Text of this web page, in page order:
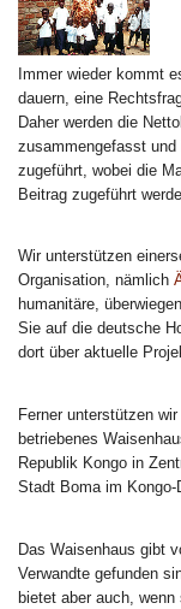
Immer wieder kommt
dauern, eine
Daher werden die
zusammengefasst und
zugeführt, wobei die
Beitrag zugeführt
Wir unterstützen
Organisation, nämlich
humanitäre,
Sie auf die deutsche
dort über aktuelle
Ferner unterstützen
betriebenes
Republik Kongo in
Stadt Boma im Kongo-
Das Waisenhaus gibt
Verwandte gefunden
bietet aber auch,